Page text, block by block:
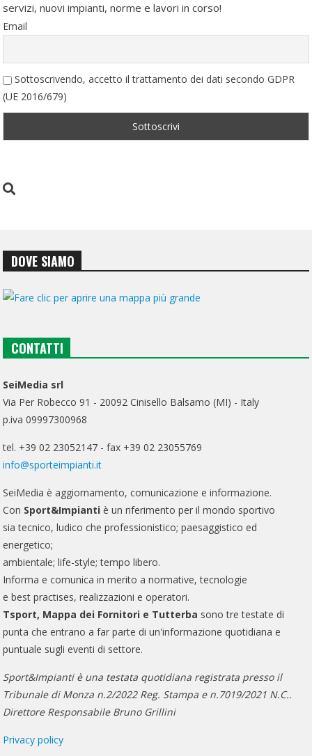
servizi, nuovi impianti, norme e lavori in corso!
Email
Sottoscrivendo, accetto il trattamento dei dati secondo GDPR
(UE 2016/679)
DOVE SIAMO
CONTATTI
SeiMedia srl
Via Per Robecco 91 - 20092 Cinisello Balsamo (MI) - Italy
p.iva 09997300968
tel. +39 02 23052147 - fax +39 02 23055769
info@sporteimpianti.it
SeiMedia è aggiornamento, comunicazione e informazione.
Con Sport&Impianti è un riferimento per il mondo sportivo
sia tecnico, ludico che professionistico; paesaggistico ed
energetico;
ambientale; life-style; tempo libero.
Informa e comunica in merito a normative, tecnologie
e best practises, realizzazioni e operatori.
Tsport, Mappa dei Fornitori e Tutterba sono tre testate di
punta che entrano a far parte di un'informazione quotidiana e
puntuale sugli eventi di settore.
Sport&Impianti è una testata quotidiana registrata presso il
Tribunale di Monza n.2/2022 Reg. Stampa e n.7019/2021 N.C..
Direttore Responsabile Bruno Grillini
Privacy policy